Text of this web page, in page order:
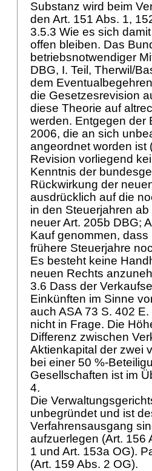
Substanz wird beim
den Art. 151 Abs. 1,
3.5.3 Wie es sich
offen bleiben. Das
betriebsnotwendiger
DBG, I. Teil, Therwil/
dem
die Gesetzesrevision
diese Theorie auf
werden. Entgegen der
2006, die an sich
angeordnet worden ist
Revision vorliegend
Kenntnis der
Rückwirkung der
ausdrücklich auf die
in den Steuerjahren
neuerArt. 205b DBG;
Kauf genommen,
frühere Steuerjahre
Es besteht keine
neuen Rechts
3.6 Dass der
Einkünften im Sinne
auch ASA 73 S. 402
nicht in Frage. Die
Differenz zwischen
Aktienkapital der zwei
bei einer 50 %-
Gesellschaften ist im
4.
Die
unbegründet und ist
Verfahrensausgang
aufzuerlegen (Art. 156
1 und Art. 153a OG).
(Art. 159 Abs. 2 OG).